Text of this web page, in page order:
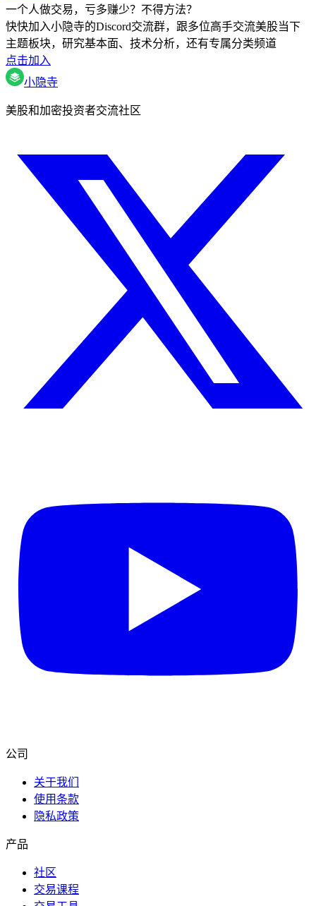
一个人做交易，亏多赚少？不得方法？
快快加入小隐寺的Discord交流群，跟多位高手交流美股当下
主题板块，研究基本面、技术分析，还有专属分类频道
点击加入
小隐寺
美股和加密投资者交流社区
公司
关于我们
使用条款
隐私政策
产品
社区
交易课程